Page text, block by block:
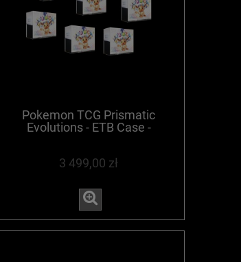
Pokemon TCG Prismatic
Evolutions - ETB Case -
3 499,00 zł